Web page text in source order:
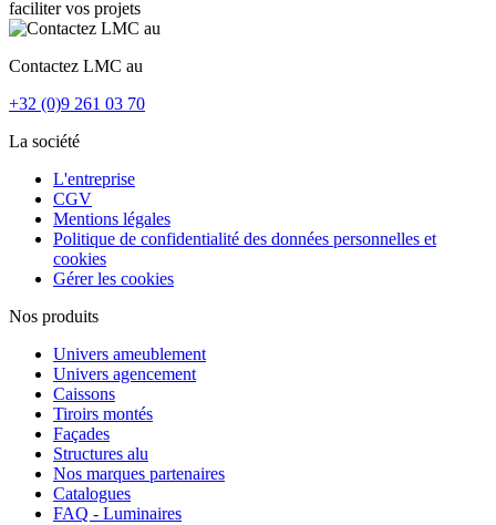
faciliter vos projets
Contactez LMC au
+32 (0)9 261 03 70
La société
L'entreprise
CGV
Mentions légales
Politique de confidentialité des données personnelles et
cookies
Gérer les cookies
Nos produits
Univers ameublement
Univers agencement
Caissons
Tiroirs montés
Façades
Structures alu
Nos marques partenaires
Catalogues
FAQ - Luminaires